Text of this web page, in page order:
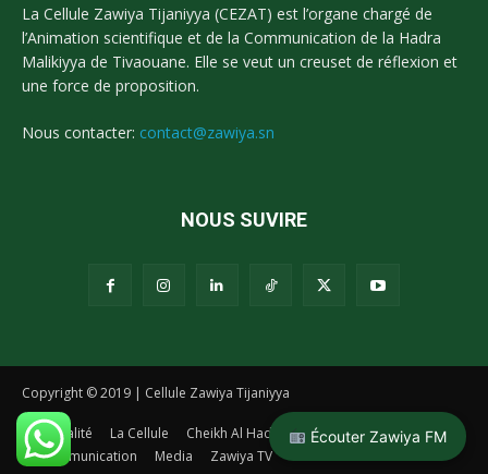
Écouter Zawiya FM
La Cellule Zawiya Tijaniyya (CEZAT) est l’organe chargé de
l’Animation scientifique et de la Communication de la Hadra
Malikiyya de Tivaouane. Elle se veut un creuset de réflexion et
une force de proposition.
Nous contacter: contact@zawiya.sn
NOUS SUVIRE
Copyright © 2019 | Cellule Zawiya Tijaniyya
Actualité La Cellule Cheikh Al Hadj Malick Sy
La Tidianiya
Communication
Media Zawiya TV